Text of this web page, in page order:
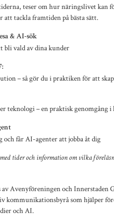
teser om hur näringslivet kan
att tackla framtiden på bästa sätt.
& AI-sök
vald av dina kunder
– så gör du i praktiken för att
teknologi – en praktisk genomgång
och får AI-agenter att jobba åt dig
tider och information om vilka
Avenyföreningen och Innerstaden
kommunikationsbyrå som hjälper
och AI.